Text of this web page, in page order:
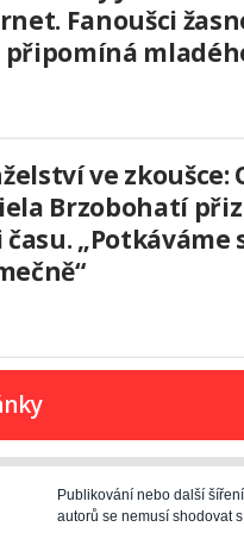
Fanoušci
připomíná
ve zkoušce:
Brzobohatí
„Potkáváme
Publikování nebo další
autorů se nemusí shodovat